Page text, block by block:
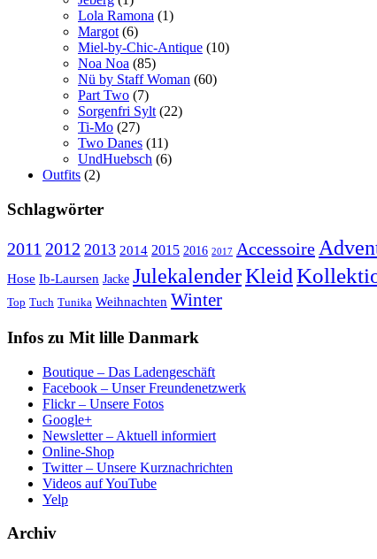
Lola Ramona (1)
Margot (6)
Miel-by-Chic-Antique (10)
Noa Noa (85)
Nü by Staff Woman (60)
Part Two (7)
Sorgenfri Sylt (22)
Ti-Mo (27)
Two Danes (11)
UndHuebsch (6)
Outfits (2)
Schlagwörter
2011 2012 2013 2014 2015 2016 2017 Accessoire
Hose Ib-Laursen Jacke JulekalenderKleid
Top Tuch Tunika Weihnachten Winter
Infos zu Mit lille Danmark
Boutique – Das Ladengeschäft
Facebook – Unser Freundenetzwerk
Flickr – Unsere Fotos
Google+
Newsletter – Aktuell informiert
Online-Shop
Twitter – Unsere Kurznachrichten
Videos auf YouTube
Yelp
Archiv